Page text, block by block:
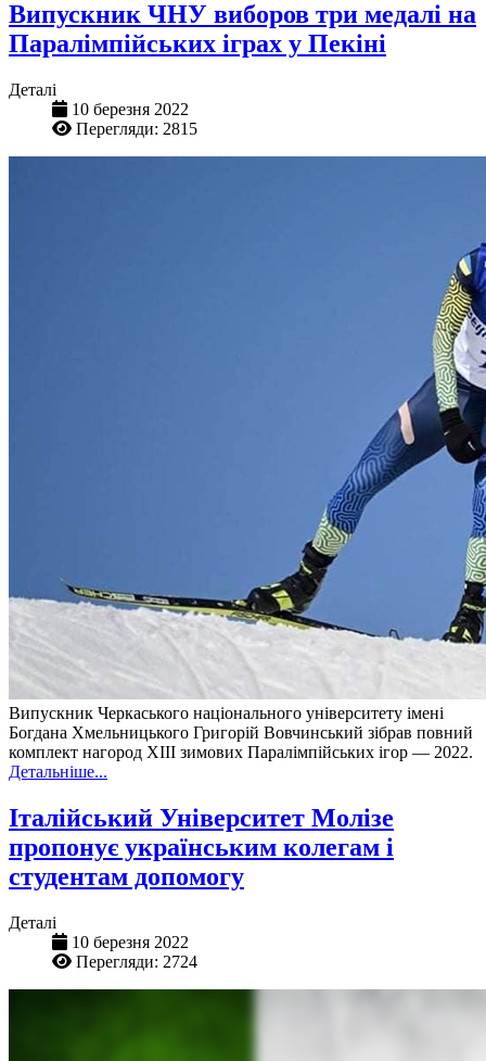
Випускник ЧНУ виборов три медалі на
Паралімпійських іграх у Пекіні
Деталі
10 березня 2022
Перегляди: 2815
Випускник Черкаського національного університету імені
Богдана Хмельницького Григорій Вовчинський зібрав повний
комплект нагород ХІІІ зимових Паралімпійських ігор — 2022.
Детальніше...
Італійський Університет Молізе
пропонує українським колегам і
студентам допомогу
Деталі
10 березня 2022
Перегляди: 2724